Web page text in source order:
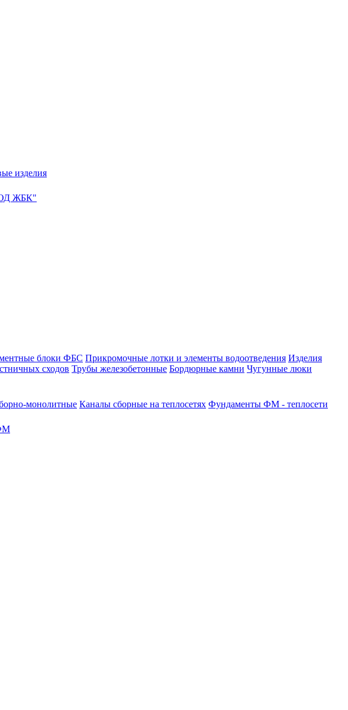
изделия
ЖБК"
блоки ФБС Прикромочные лотки и элементы водоотведения Изделия
сходов Трубы железобетонные Бордюрные камни Чугунные люки
монолитные Каналы сборные на теплосетях Фундаменты ФМ - теплосети